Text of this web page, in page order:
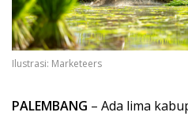
Ilustrasi: Marketeers
PALEMBANG – Ada lima